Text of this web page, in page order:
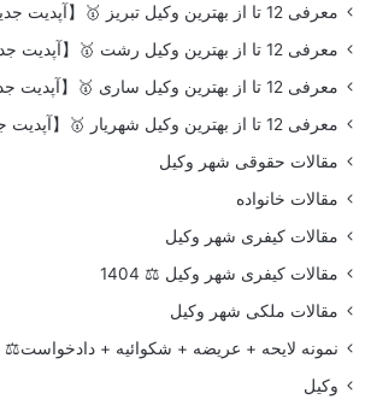
معرفی 12 تا از بهترین وکیل تبریز 🥇【آپدیت جدید】⚖️
معرفی 12 تا از بهترین وکیل رشت 🥇【آپدیت جدید】⚖️
معرفی 12 تا از بهترین وکیل ساری 🥇【آپدیت جدید】⚖️
معرفی 12 تا از بهترین وکیل شهریار 🥇【آپدیت جدید】⚖️
مقالات حقوقی شهر وکیل
مقالات خانواده
مقالات کیفری شهر وکیل
مقالات کیفری شهر وکیل ⚖️ 1404
مقالات ملکی شهر وکیل
نمونه لایحه + عریضه + شکوائیه + دادخواست⚖️
وکیل